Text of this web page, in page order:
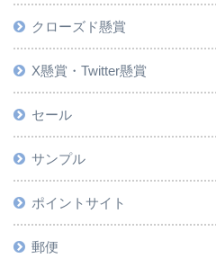
クローズド懸賞
X懸賞・Twitter懸賞
セール
サンプル
ポイントサイト
郵便